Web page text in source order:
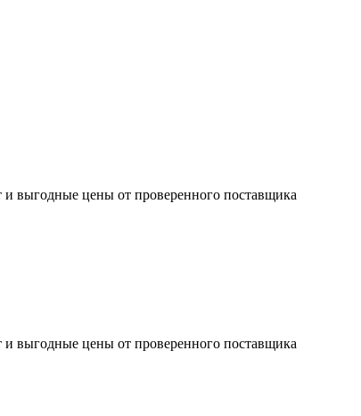
выгодные цены от проверенного поставщика
выгодные цены от проверенного поставщика